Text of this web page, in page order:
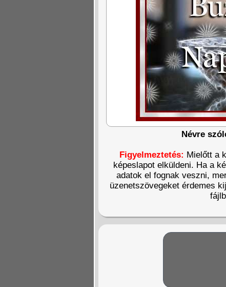
Névre
Figyelmeztetés: Mielőtt a
képeslapot elküldeni. Ha a
adatok el fognak veszni,
üzenetszövegeket érdemes